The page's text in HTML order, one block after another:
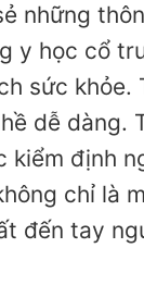
những
y học cổ
sức
dễ dàng.
định
chỉ là
đến tay